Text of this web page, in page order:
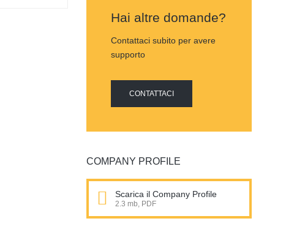
Hai altre domande?
Contattaci subito per avere
supporto
CONTATTACI
COMPANY PROFILE
Scarica il Company Profile
2.3 mb, PDF